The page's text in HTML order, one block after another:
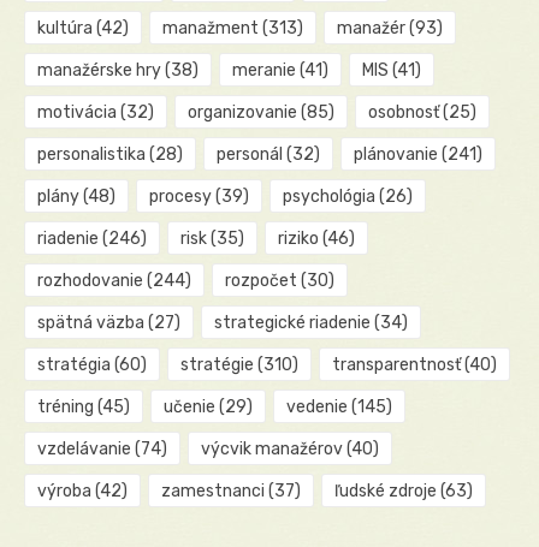
kultúra (42) manažment (313) manažér(93)
manažérske hry(38) meranie (41) MIS (41)
motivácia (32) organizovanie (85) osobnosť(25)
personalistika (28) personál (32) plánovanie (241)
plány(48) procesy(39) psychológia (26)
riadenie (246) risk(35) riziko (46)
rozhodovanie (244) rozpočet (30)
spätná väzba (27) strategické riadenie (34)
stratégia (60) stratégie (310) transparentnosť(40)
tréning (45) učenie (29) vedenie (145)
vzdelávanie (74) výcvik manažérov(40)
výroba (42) zamestnanci (37) ľudské zdroje (63)